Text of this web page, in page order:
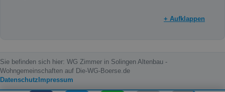
+ Aufklappen
Sie befinden sich hier: WG Zimmer in Solingen Altenbau -
Wohngemeinschaften auf Die-WG-Boerse.de
Datenschutz Impressum